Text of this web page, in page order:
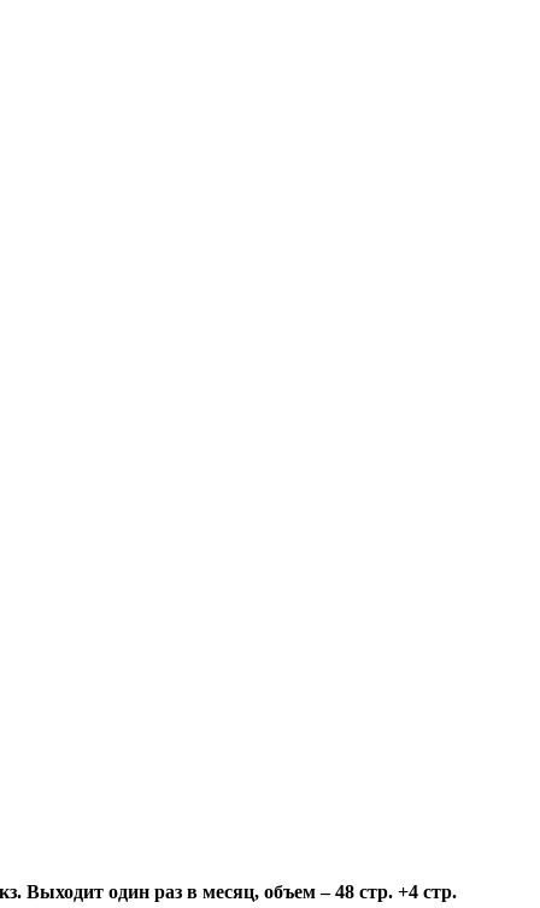
Выходит один раз в месяц, объем – 48 стр. +4 стр.